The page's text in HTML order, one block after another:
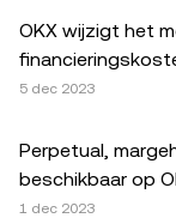
OKX wijzigt het
5 dec 2023
Perpetual,
beschikbaar op
1 dec 2023